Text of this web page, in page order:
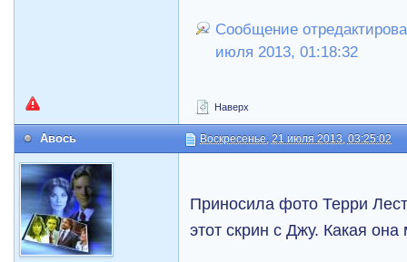
Сообщение
июля 2013, 01:18:32
Наверх
Авось Воскресенье, 21 июля 2013, 03:25:02
Приносила фото Терри
этот скрин с Джу. Какая